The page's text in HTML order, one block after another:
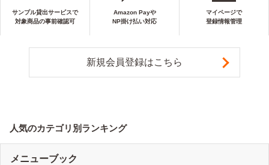
サンプル貸出サービスで
対象商品の事前確認可
Amazon Payや
NP掛け払い対応
マイページで
登録情報管理
新規会員登録はこちら
人気のカテゴリ別ランキング
メニューブック